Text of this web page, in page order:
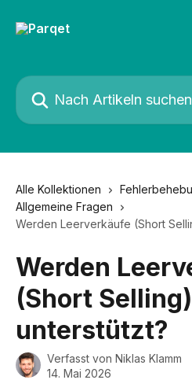
Nach Artikeln suchen …
Alle Kollektionen
Allgemeine Fragen
Werden Leerverkäufe (Short
Werden
(Short Selling)
unterstützt?
Verfasst von Niklas Klamm
14. Mai 2026